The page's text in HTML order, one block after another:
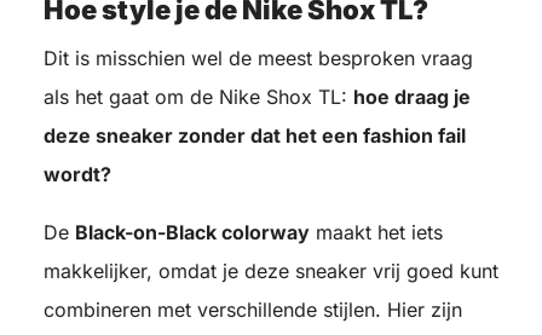
Hoe style je de Nike Shox TL?
Dit is misschien wel de meest besproken vraag
als het gaat om de Nike Shox TL: hoe draag je
deze sneaker zonder dat het een fashion fail
wordt?
De Black-on-Black colorway maakt het iets
makkelijker, omdat je deze sneaker vrij goed kunt
combineren met verschillende stijlen. Hier zijn